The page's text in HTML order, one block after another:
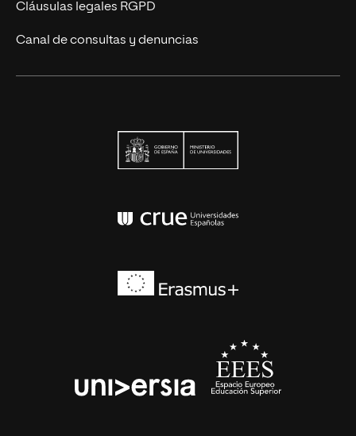
Cláusulas legales RGPD
Canal de consultas y denuncias
Conferencia de
universia